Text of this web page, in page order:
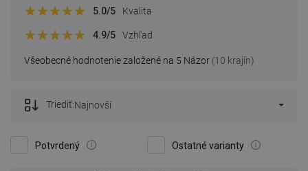
Všeobecné hodnotenie založené na 5 Názor (10 krajín)
5.0/5 Kvalita
4.9/5 Vzhľad
Potvrdený Ostatné varianty
Triediť:Najnovší